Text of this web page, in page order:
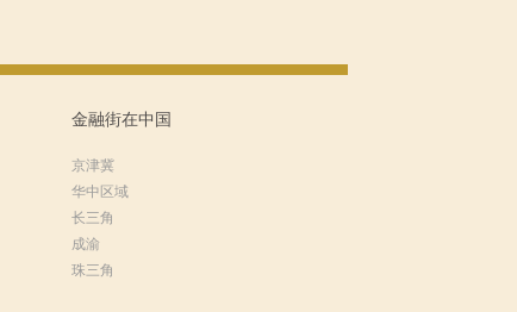
金融街在中国
京津冀
华中区域
长三角
成渝
珠三角